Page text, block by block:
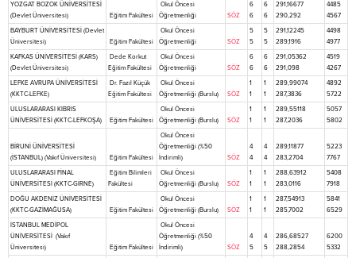
YOZGAT BOZOK ÜNİVERSİTESİ
(Devlet Üniversitesi)
Eğitim Fakültesi
Okul Öncesi
Öğretmenliği
SÖZ
6
6
6
6
291,16677
290,292
4485
4567
BAYBURT ÜNİVERSİTESİ (Devlet
Üniversitesi)
Eğitim Fakültesi
Okul Öncesi
Öğretmenliği
SÖZ
5
5
5
5
291,12245
289,1916
4498
4977
KAFKAS ÜNİVERSİTESİ (KARS)
(Devlet Üniversitesi)
Dede Korkut
Eğitim Fakültesi
Okul Öncesi
Öğretmenliği
SÖZ
6
6
6
6
291,05362
291,098
4519
4267
LEFKE AVRUPA ÜNİVERSİTESİ
(KKTC-LEFKE)
Dr. Fazıl Küçük
Eğitim Fakültesi
Okul Öncesi
Öğretmenliği (Burslu)
SÖZ
1
1
1
1
289,99074
287,3836
4892
5722
ULUSLARARASI KIBRIS
ÜNİVERSİTESİ (KKTC-LEFKOŞA)
Eğitim Fakültesi
Okul Öncesi
Öğretmenliği (Burslu)
SÖZ
1
1
1
1
289,55118
287,2036
5057
5802
BİRUNİ ÜNİVERSİTESİ
(İSTANBUL) (Vakıf Üniversitesi)
Eğitim Fakültesi
Okul Öncesi
Öğretmenliği (%50
İndirimli)
SÖZ
4
4
4
4
289,11877
283,2704
5223
7767
ULUSLARARASI FİNAL
ÜNİVERSİTESİ (KKTC-GİRNE)
Eğitim Bilimleri
Fakültesi
Okul Öncesi
Öğretmenliği (Burslu)
SÖZ
1
1
1
1
288,63912
283,0116
5408
7918
DOĞU AKDENİZ ÜNİVERSİTESİ
(KKTC-GAZİMAĞUSA)
Eğitim Fakültesi
Okul Öncesi
Öğretmenliği (Burslu)
SÖZ
1
1
1
1
287,54913
285,7002
5841
6529
İSTANBUL MEDİPOL
ÜNİVERSİTESİ (Vakıf
Üniversitesi)
Eğitim Fakültesi
Okul Öncesi
Öğretmenliği (%50
İndirimli)
SÖZ
4
5
4
5
286,68527
288,2854
6200
5332